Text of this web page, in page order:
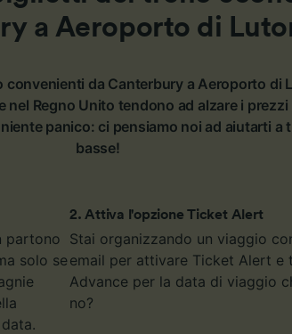
a Aeroporto di
convenienti da Canterbury a Aeroporto di
Regno Unito tendono ad alzare i prezzi
panico: ci pensiamo noi ad aiutarti a
basse!
partono
solo se
2. Attiva l'opzione Ticket Alert
Stai organizzando un viaggio
email per attivare Ticket Alert e
Advance per la data di viaggio
no?